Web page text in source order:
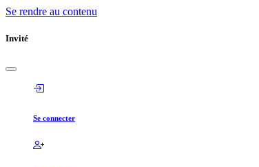
Se rendre au contenu
Invité
Se connecter